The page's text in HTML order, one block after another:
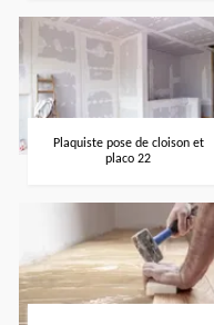
Plaquiste pose de cloison et
placo 22